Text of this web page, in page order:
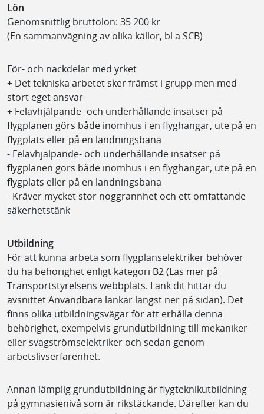
Lön
Genomsnittlig bruttolön: 35 200 kr
(En sammanvägning av olika källor, bl a SCB)
För- och nackdelar med yrket
+ Det tekniska arbetet sker främst i grupp men med
stort eget ansvar
+ Felavhjälpande- och underhållande insatser på
flygplanen görs både inomhus i en flyghangar, ute på en
flygplats eller på en landningsbana
- Felavhjälpande- och underhållande insatser på
flygplanen görs både inomhus i en flyghangar, ute på en
flygplats eller på en landningsbana
- Kräver mycket stor noggrannhet och ett omfattande
säkerhetstänk
Utbildning
För att kunna arbeta som flygplanselektriker behöver
du ha behörighet enligt kategori B2 (Läs mer på
Transportstyrelsens webbplats. Länk dit hittar du
avsnittet Användbara länkar längst ner på sidan). Det
finns olika utbildningsvägar för att erhålla denna
behörighet, exempelvis grundutbildning till mekaniker
eller svagströmselektriker och sedan genom
arbetslivserfarenhet.
Annan lämplig grundutbildning är flygteknikutbildning
på gymnasienivå som är rikstäckande. Därefter kan du